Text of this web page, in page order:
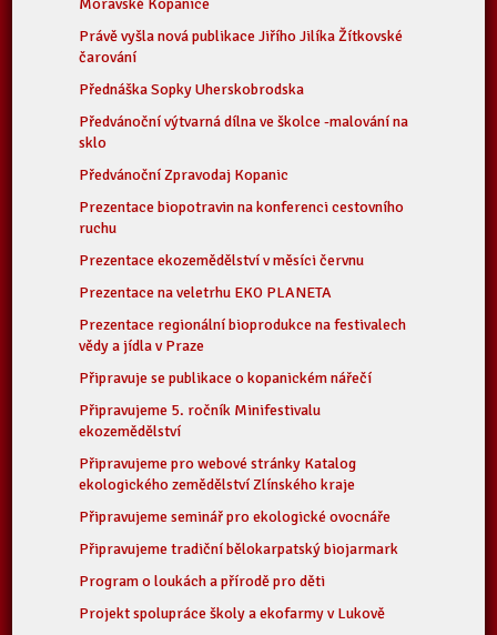
Moravské Kopanice
Právě vyšla nová publikace Jiřího Jilíka Žítkovské
čarování
Přednáška Sopky Uherskobrodska
Předvánoční výtvarná dílna ve školce -malování na
sklo
Předvánoční Zpravodaj Kopanic
Prezentace biopotravin na konferenci cestovního
ruchu
Prezentace ekozemědělství v měsíci červnu
Prezentace na veletrhu EKO PLANETA
Prezentace regionální bioprodukce na festivalech
vědy a jídla v Praze
Připravuje se publikace o kopanickém nářečí
Připravujeme 5. ročník Minifestivalu
ekozemědělství
Připravujeme pro webové stránky Katalog
ekologického zemědělství Zlínského kraje
Připravujeme seminář pro ekologické ovocnáře
Připravujeme tradiční bělokarpatský biojarmark
Program o loukách a přírodě pro děti
Projekt spolupráce školy a ekofarmy v Lukově